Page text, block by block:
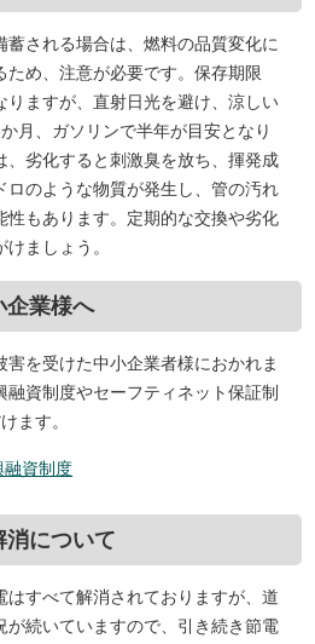
蓄される場合は、燃料の品質変化に
ため、注意が必要です。保存期限
りますが、直射日光を避け、涼しい
月、ガソリンで半年が目安となり
、劣化すると刺激臭を放ち、揮発成
ロのような物質が発生し、管の汚れ
性もあります。定期的な交換や劣化
ましょう。
企業様へ
を受けた中小企業者様におかれま
融資制度やセーフティネット保証制
ます。
融資制度
消について
はすべて解消されておりますが、道
が続いていますので、引き続き節電